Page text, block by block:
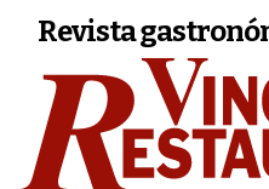
Revista